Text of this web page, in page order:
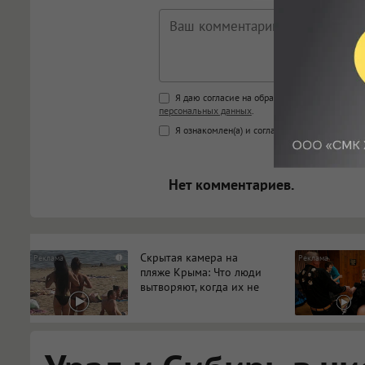
Поддержка HTML
<b>, <strong>, <u>, <i>, <em>,
<blockquote>, <code>
[img]адрес[/img] будет
Я даю согласие на обработку моих
персональных данных.
Я ознакомлен(а) и согласен(а) с
Нет комментариев.
i
Скрытая камера на
пляже Крыма: Что люди
вытворяют, когда их не